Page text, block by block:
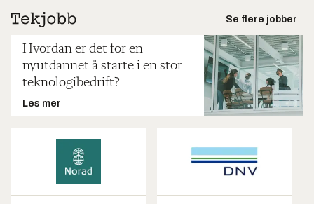
Se flere jobber
Hvordan er det for en
nyutdannet å starte i en stor
teknologibedrift?
Les mer